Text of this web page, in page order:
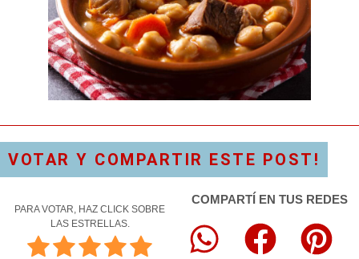
VOTAR Y COMPARTIR ESTE POST!
PARA VOTAR, HAZ CLICK SOBRE
LAS ESTRELLAS.
COMPARTÍ EN TUS REDES